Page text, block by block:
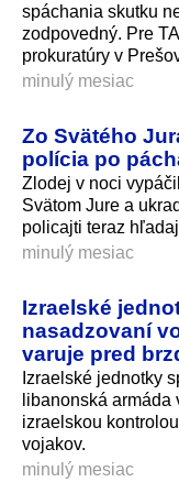
spáchania skutku
zodpovedný. Pre
prokuratúry v
minulý mesiac
Zo Svätého
polícia po
Zlodej v noci
Svätom Jure a
policajti teraz
minulý mesiac
Izraelské
nasadzovaní
varuje pred
Izraelské jednotky
libanonská
izraelskou
vojakov.
minulý mesiac